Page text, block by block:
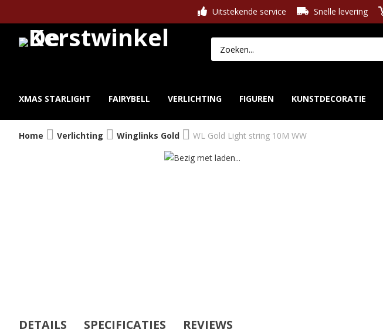
Uitstekende service Snelle levering
XMAS STARLIGHT FAIRYBELL VERLICHTING FIGUREN KUNSTDECORATIE
Home Verlichting Winglinks Gold WL Gold Light string 10M WW
DETAILS SPECIFICATIES REVIEWS